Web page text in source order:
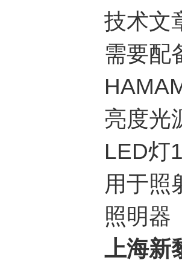
技术文
需要配
亮度光
LED灯
用于照
照明器
上海新